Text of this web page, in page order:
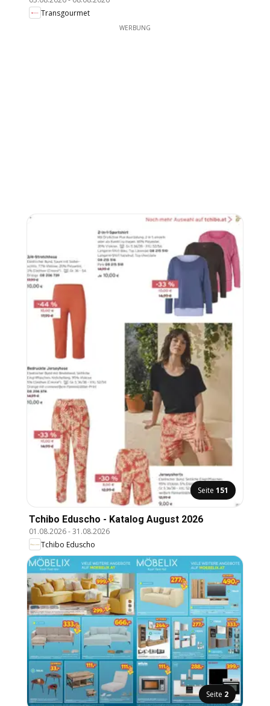
Transgourmet
WERBUNG
Seite 151
Tchibo Eduscho - Katalog August 2026
01.08.2026-31.08.2026
Tchibo Eduscho
Seite 2